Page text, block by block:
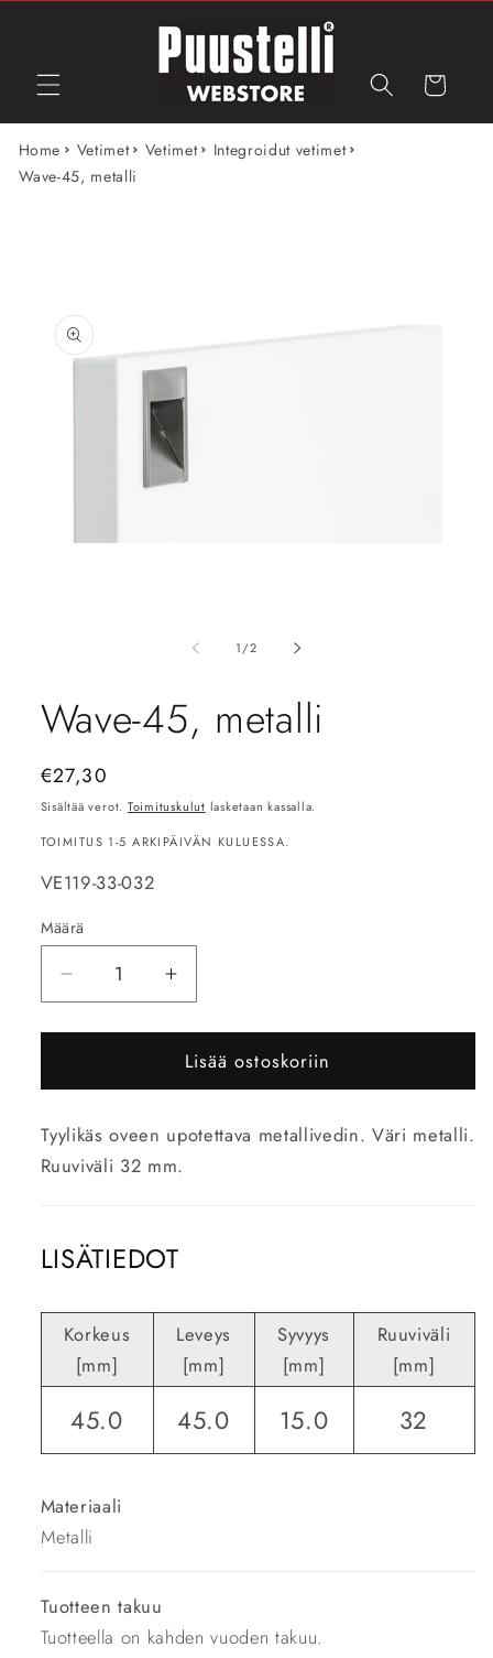
Ohita ja
Ostoskori
Home Vetimet Vetimet
Integroidut vetimet
Wave-45, metalli
1//2
Wave-45, metalli
Normaalihinta
€27,30
Sisältää verot. Toimituskulut lasketaan kassalla.
TOIMITUS 1-5 ARKIPÄIVÄN KULUESSA.
SKU-
VE119-33-032
Määrä
Vähennä
tuotteen
Wave-
metalli
Lisää
tuotteen
Wave-
45,
metalli
Lisää ostoskoriin
Tyylikäs oveen upotettava metallivedin. Väri metalli.
Ruuviväli 32 mm.
LISÄTIEDOT
Korkeus
[mm]
Leveys
[mm]
Syvyys
[mm]
Ruuviväli
[mm]
45.0 45.0 15.0 32
Materiaali
Metalli
Tuotteen takuu
Tuotteella on kahden vuoden takuu.